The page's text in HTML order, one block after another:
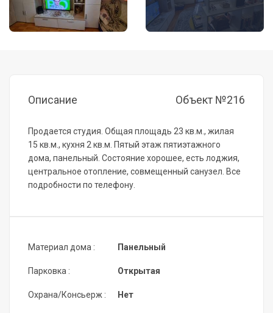
Описание Объект №216
Продается студия. Общая площадь 23 кв.м., жилая
15 кв.м., кухня 2 кв.м. Пятый этаж пятиэтажного
дома, панельный. Состояние хорошее, есть лоджия,
центральное отопление, совмещенный санузел. Все
подробности по телефону.
Материал дома :
Парковка :
Охрана/Консьерж :
Панельный
Открытая
Нет